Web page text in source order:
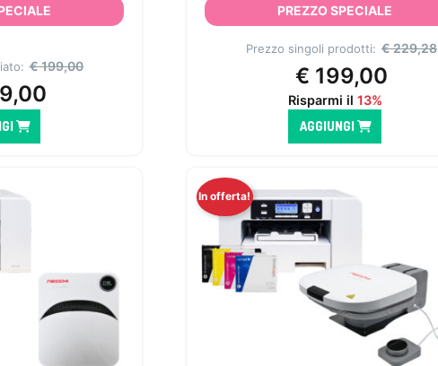
€199,00
PREZZO SPECIALE
Prezzo singoli prodotti: €229,28
€ 199,00
Risparmi il 13%
AGGIUNGI
In offerta!